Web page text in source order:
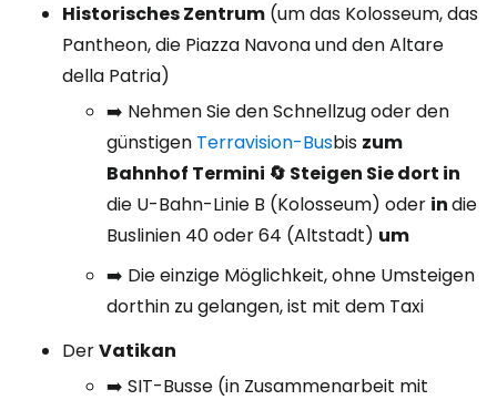
Historisches Zentrum (um das Kolosseum, das
Pantheon, die Piazza Navona und den Altare
della Patria)
➡️ Nehmen Sie den Schnellzug oder den
günstigen Terravision-Busbis zum
Bahnhof Termini 🔄 Steigen Sie dort in
die U-Bahn-Linie B (Kolosseum) oder indie
Buslinien 40 oder 64 (Altstadt) um
➡️ Die einzige Möglichkeit, ohne Umsteigen
dorthin zu gelangen, ist mit dem Taxi
DerVatikan
➡️ SIT-Busse (in Zusammenarbeit mit